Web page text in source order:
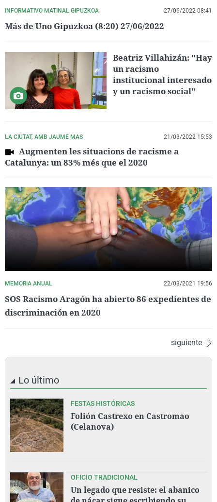
INFORMATIVO MATINAL GIPUZKOA 27/06/2022 08:41
Más de Uno Gipuzkoa (8:20) 27/06/2022
Beatriz Villahizán: "Hay
un racismo
institucional interesado
y un racismo social"
LA CIUTAT, AMB JAUME MAS 21/03/2022 15:53
Augmenten les situacions de racisme a
Catalunya: un 83% més que el 2020
MEMORIA ANUAL 22/03/2021 19:56
SOS Racismo Aragón ha abierto 86 expedientes de
discriminación en 2020
siguiente
Lo último
FESTAS HISTÓRICAS
Folión Castrexo en Castromao
(Celanova)
OFICIO TRADICIONAL
Un legado que resiste: el abanico